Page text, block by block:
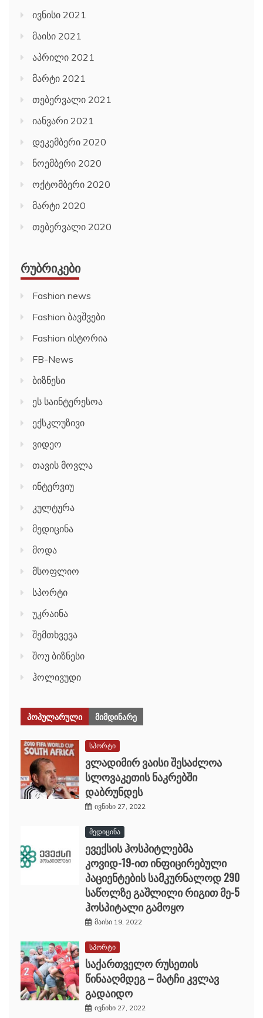
ივნისი 2021
მაისი 2021
აპრილი 2021
მარტი 2021
თებერვალი 2021
იანვარი 2021
დეკემბერი 2020
ნოემბერი 2020
ოქტომბერი 2020
მარტი 2020
თებერვალი 2020
ᲠᲣᲑᲠᲘᲙᲔᲑᲘ
Fashion news
Fashion ბავშვები
Fashion ისტორია
FB-News
ბიზნესი
ეს საინტერესოა
ექსკლუზივი
ვიდეო
თავის მოვლა
ინტერვიუ
კულტურა
მედიცინა
მოდა
მსოფლიო
სპორტი
უკრაინა
შემთხვევა
შოუ ბიზნესი
ჰოლივუდი
ᲞᲝᲞᲣᲚᲐᲠᲣᲚᲘ ᲛᲘᲛᲓᲘᲜᲐᲠᲔ
სპორტი
ვლადიმირ ვაისი შესაძლოა
სლოვაკეთის ნაკრებში
დაბრუნდეს
ივნისი 27, 2022
მედიცინა
ევექსის ჰოსპიტლებმა
კოვიდ-19-ით ინფიცირებული
პაციენტების სამკურნალოდ 290
საწოლზე გაშლილი რიგით მე-5
ჰოსპიტალი გამოყო
მაისი 19, 2022
სპორტი
საქართველო რუსეთის
წინააღმდეგ – მატჩი კვლავ
გადაიდო
ივნისი 27, 2022